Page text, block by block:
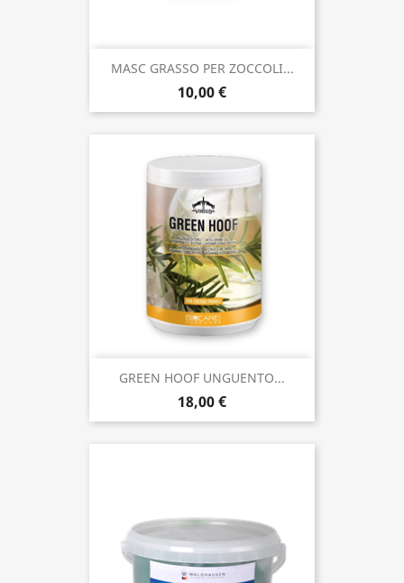
MASC GRASSO PER ZOCCOLI...
10,00 €
GREEN HOOF UNGUENTO...
18,00 €